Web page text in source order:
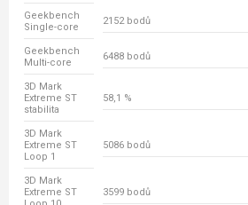
Geekbench
Single-core
2152 bodů
Geekbench
Multi-core
6488 bodů
3D Mark
Extreme ST
stabilita
58,1 %
3D Mark
Extreme ST
Loop 1
5086 bodů
3D Mark
Extreme ST
3599 bodů